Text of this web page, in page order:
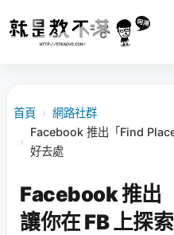
首頁 › 網路社群
›
Facebook 推出「Find
好去處
Facebook 推出
讓你在 FB 上探